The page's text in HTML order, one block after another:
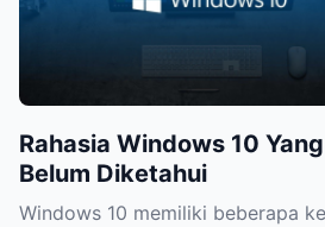
Rahasia Windows 10 Yang
Belum Diketahui
Windows 10 memiliki beberapa